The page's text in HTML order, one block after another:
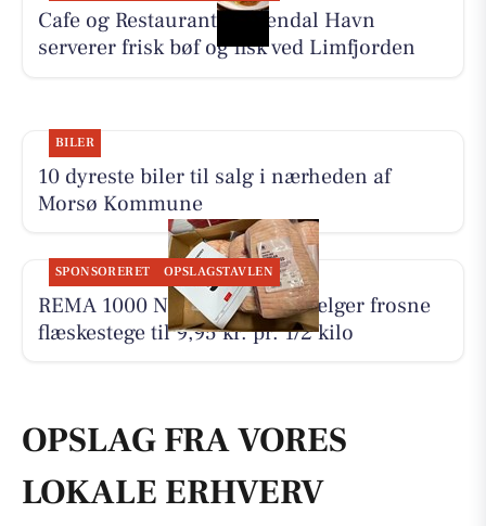
Cafe og Restaurant Gyldendal Havn
serverer frisk bøf og fisk ved Limfjorden
BILER
10 dyreste biler til salg i nærheden af
Morsø Kommune
SPONSORERET OPSLAGSTAVLEN
REMA 1000 Nykøbing Mors sælger frosne
flæskestege til 9,95 kr. pr. 1/2 kilo
OPSLAG FRA VORES
LOKALE ERHVERV